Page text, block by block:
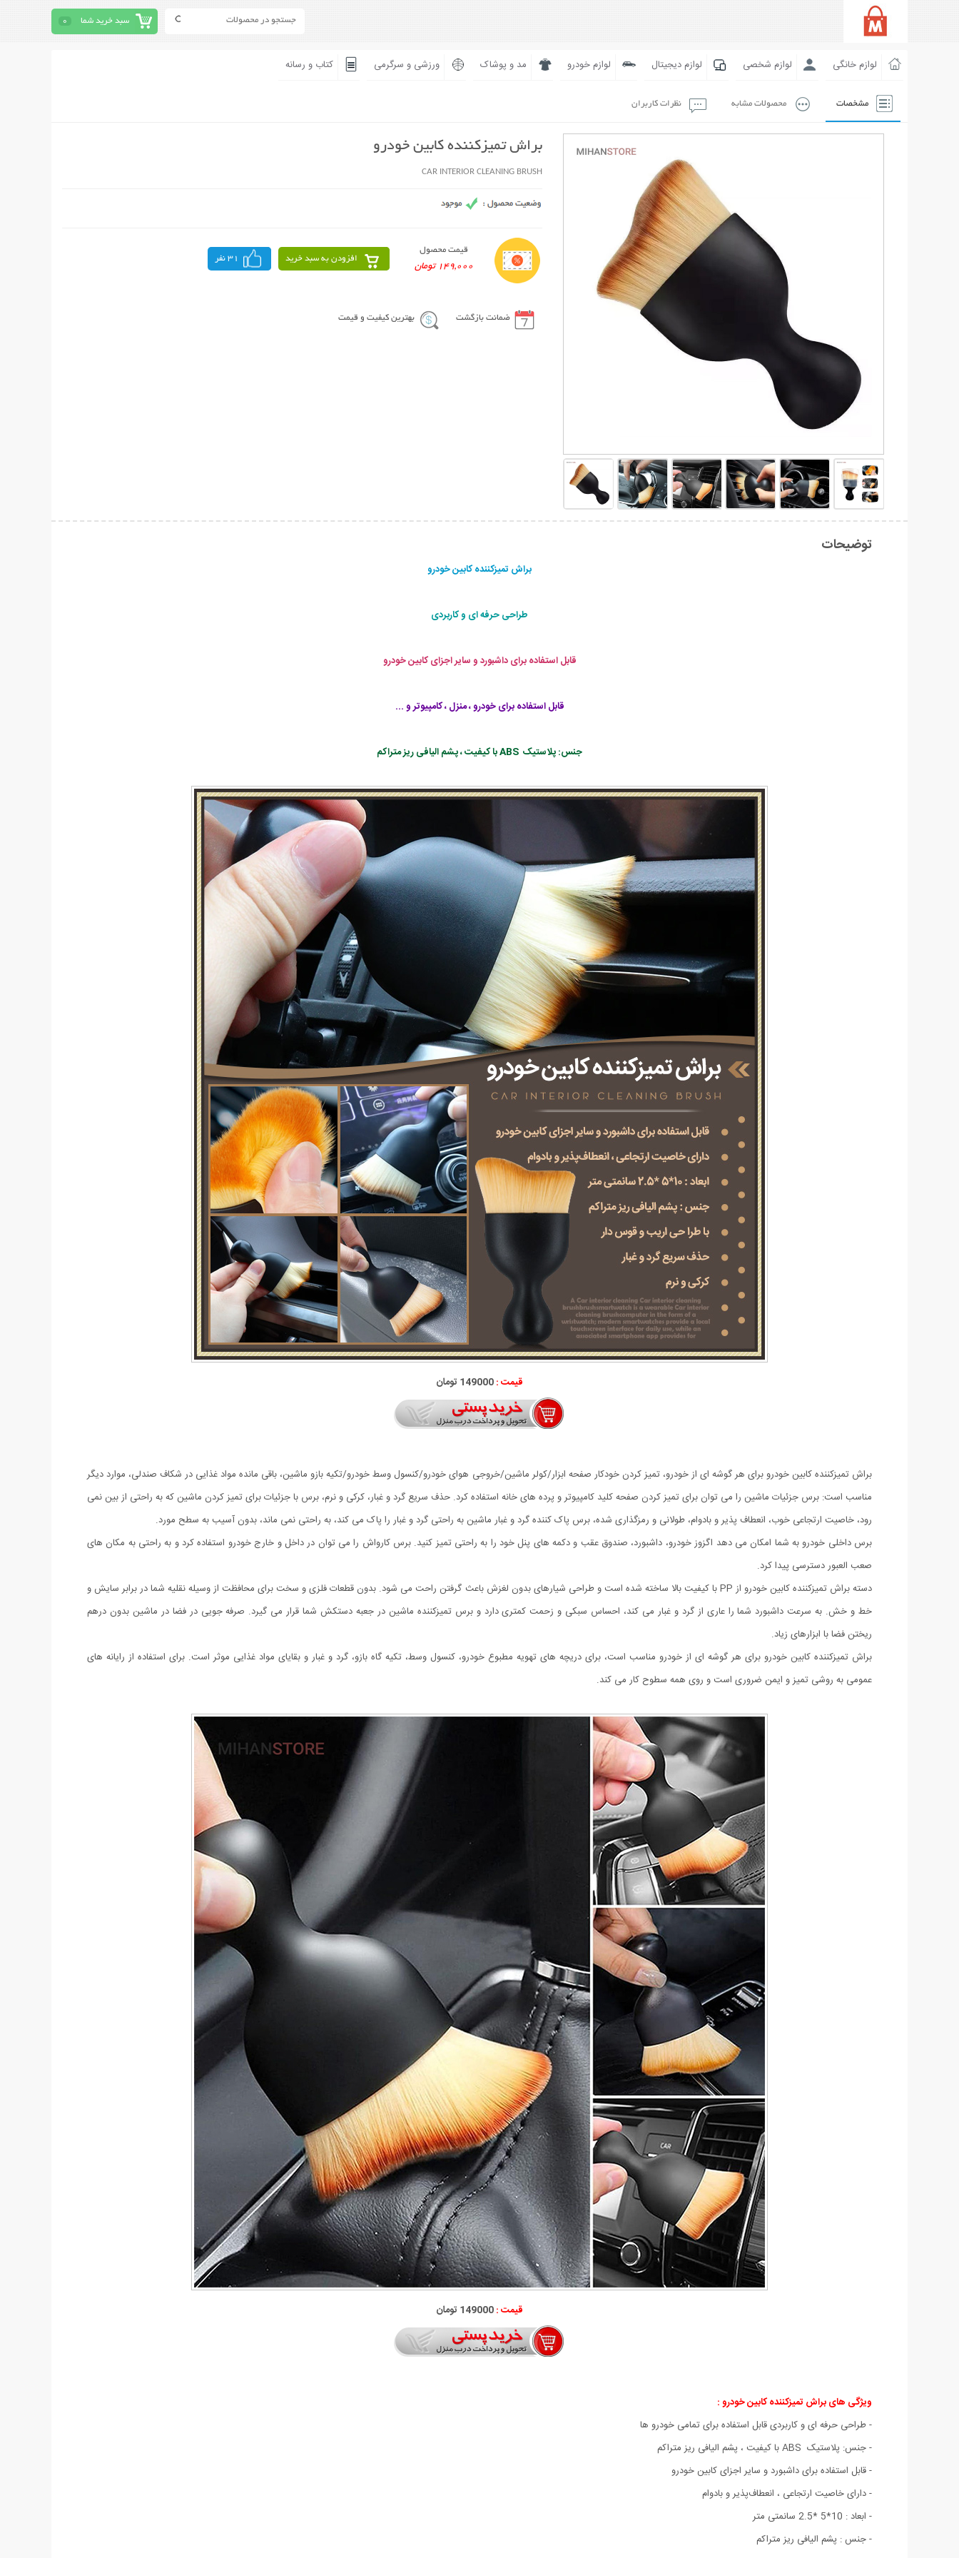
سبد خرید شما 0
لوازم خانگی لوازم شخصی لوازم دیجیتال لوازم خودرو مد و پوشاک ورزشی و سرگرمی کتاب و رسانه
مشخصات محصولات مشابه نظرات کاربران
براش تمیزکننده کابین خودرو
CAR INTERIOR CLEANING BRUSH
قیمت محصول
149,000 تومان
افزودن به سبد خرید 31 نفر
ضمانت بازگشت بهترین کیفیت و قیمت
توضیحات
براش تمیزکننده کابین خودرو
طراحی حرفه ای و کاربردی
قابل استفاده برای داشبورد و سایر اجزای کابین خودرو
قابل استفاده برای خودرو ، منزل ، کامپیوتر و ...
جنس: پلاستیک ABS با کیفیت ، پشم الیافی ریز متراکم
قیمت :149000 تومان
براش تمیزکننده کابین خودرو برای هر گوشه ای از خودرو، تمیز کردن خودکار صفحه ابزار/کولر ماشین/خروجی هوای خودرو/کنسول وسط خودرو/تکیه بازو ماشین، باقی مانده مواد غذایی در شکاف صندلی، موارد دیگر
مناسب است: برس جزئیات ماشین را می توان برای تمیز کردن صفحه کلید کامپیوتر و پرده های خانه استفاده کرد. حذف سریع گرد و غبار، کرکی و نرم، برس با جزئیات برای تمیز کردن ماشین که به راحتی از بین نمی
رود، خاصیت ارتجاعی خوب، انعطاف پذیر و بادوام، طولانی و رمزگذاری شده، برس پاک کننده گرد و غبار ماشین به راحتی گرد و غبار را پاک می کند، به راحتی نمی ماند، بدون آسیب به سطح مورد.
برس داخلی خودرو به شما امکان می دهد اگزوز خودرو، داشبورد، صندوق عقب و دکمه های پنل خود را به راحتی تمیز کنید. برس کارواش را می توان در داخل و خارج خودرو استفاده کرد و به راحتی به مکان های
صعب العبور دسترسی پیدا کرد.
دسته براش تمیزکننده کابین خودرو از PP با کیفیت بالا ساخته شده است و طراحی شیارهای بدون لغزش باعث گرفتن راحت می شود. بدون قطعات فلزی و سخت برای محافظت از وسیله نقلیه شما در برابر سایش و
خط و خش. به سرعت داشبورد شما را عاری از گرد و غبار می کند، احساس سبکی و زحمت کمتری دارد و برس تمیزکننده ماشین در جعبه دستکش شما قرار می گیرد. صرفه جویی در فضا در ماشین بدون درهم
ریختن فضا با ابزارهای زیاد.
براش تمیزکننده کابین خودرو برای هر گوشه ای از خودرو مناسب است، برای دریچه های تهویه مطبوع خودرو، کنسول وسط، تکیه گاه بازو، گرد و غبار و بقایای مواد غذایی موثر است. برای استفاده از رایانه های
عمومی به روشی تمیز و ایمن ضروری است و روی همه سطوح کار می کند.
قیمت :149000 تومان
ویژگی های براش تمیزکننده کابین خودرو :
- طراحی حرفه ای و کاربردی قابل استفاده برای تمامی خودرو ها
- جنس: پلاستیک ABS با کیفیت ، پشم الیافی ریز متراکم
- قابل استفاده برای داشبورد و سایر اجزای کابین خودرو
- دارای خاصیت ارتجاعی ، انعطاف‌پذیر و بادوام
- ابعاد : 10*5 *2.5 سانمتی متر
- جنس : پشم الیافی ریز متراکم